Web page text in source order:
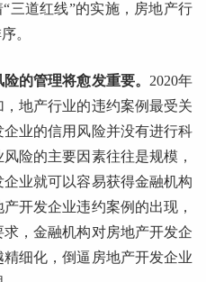
三道红线”的实施，房地产行
。
的管理将愈发重要。 2020年
地产行业的违约案例最受关
业的信用风险并没有进行科
险的主要因素往往是规模，
业就可以容易获得金融机构
开发企业违约案例的出现，
，金融机构对房地产开发企
细化，倒逼房地产开发企业